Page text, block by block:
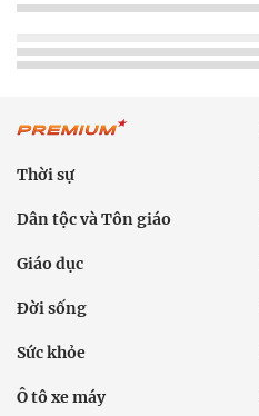
Thời sự
Dân tộc và Tôn giáo
Giáo dục
Đời sống
Sức khỏe
Ô tô xe máy